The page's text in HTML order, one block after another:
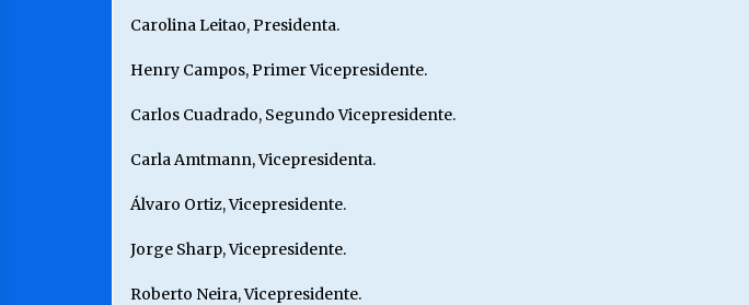
Carolina Leitao, Presidenta.
Henry Campos, Primer Vicepresidente.
Carlos Cuadrado, Segundo Vicepresidente.
Carla Amtmann, Vicepresidenta.
Álvaro Ortiz, Vicepresidente.
Jorge Sharp, Vicepresidente.
Roberto Neira, Vicepresidente.